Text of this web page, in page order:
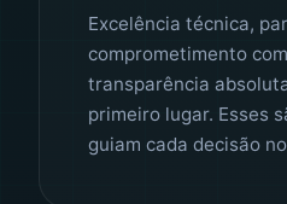
Excelência técnica,
comprometimento
transparência
primeiro lugar. Esses
guiam cada decisão